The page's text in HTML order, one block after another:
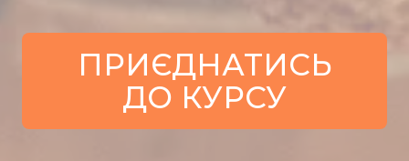
ПРИЄДНАТИСЬ
ДО КУРСУ